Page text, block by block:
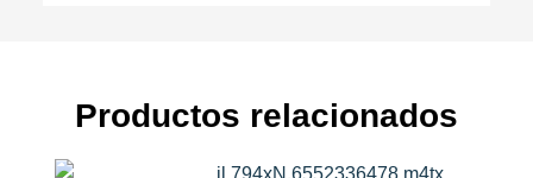
Productos relacionados